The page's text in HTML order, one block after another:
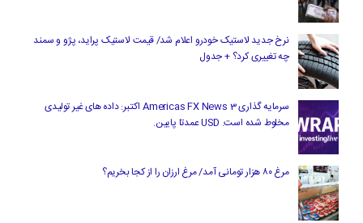
نرخ جدید لاستیک خودرو اعلام شد/ قیمت لاستیک پراید، پژو و سمند
چه تغییری کرد؟ + جدول
سرمایه گذاری Americas FX News 3 اکتبر: داده های غیر تولیدی
مخلوط شده است. USD عمدتا پایین.
مرغ ۸۰ هزار تومانی آمد/ مرغ ارزان را از کجا بخریم؟